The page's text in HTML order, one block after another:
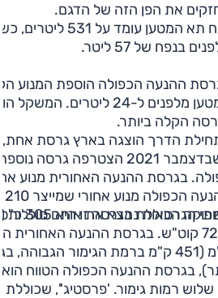
את הפן הזה של הדגם.
נפח תא המטען עומד
בנפח של 57 ליטר.
ההנעה הכפולה הוספת המנוע
הקלה ביותר.
הדרך הוצגה בארץ גרסת אחת,
כשבדצמבר 2021 הצטרפה
הכוללת בגרסה זו היא 305 כ"ס.
הגרסאות נמצא את אותם סוללות
ק"מ (451 ק"מ ברמת הגימור הגבוהה,
בגרסת ההנעה הכפולה הטווח הוא 430 ק"מ.